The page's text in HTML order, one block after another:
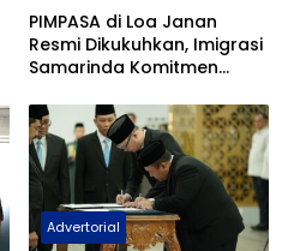
PIMPASA di Loa Janan
Resmi Dikukuhkan, Imigrasi
Samarinda Komitmen
Keberangkatan Ilegal
Advertorial